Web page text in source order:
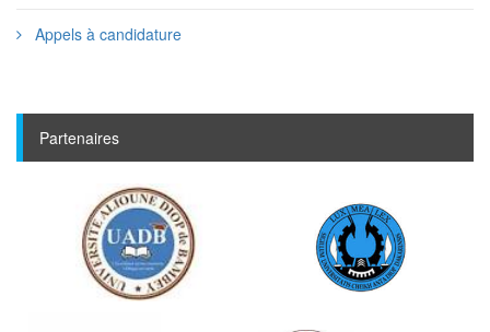
Appels à candidature
Partenaires